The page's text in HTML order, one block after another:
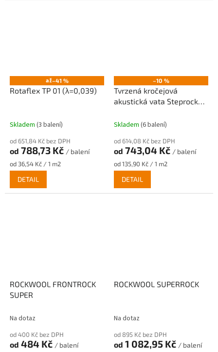
až–41 %
Rotaflex TP 01 (λ=0,039)
Skladem (3 balení)
od 651,84 Kč bez DPH
od 788,73 Kč / balení
Měrná
cena:
od 36,54 Kč / 1 m2
DETAIL
–10 %
Tvrzená kročejová
akustická vata Steprock
Skladem (6 balení)
od 614,08 Kč bez DPH
od 743,04 Kč / balení
Měrná
cena:
od 135,90 Kč / 1 m2
DETAIL
ROCKWOOL FRONTROCK
SUPER
Na dotaz
od 400 Kč bez DPH
od 484 Kč / balení
ROCKWOOL SUPERROCK
Na dotaz
od 895 Kč bez DPH
od 1 082,95 Kč / balení